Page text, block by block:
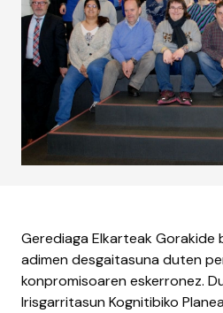
Gerediaga Elkarteak Gorakide
adimen desgaitasuna duten
konpromisoaren eskerronez.
Irisgarritasun Kognitibiko